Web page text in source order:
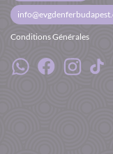
Conditions Générales